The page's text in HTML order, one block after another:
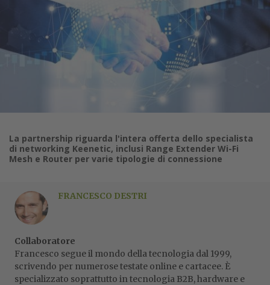
La partnership riguarda l'intera offerta dello specialista
di networking Keenetic, inclusi Range Extender Wi-Fi
Mesh e Router per varie tipologie di connessione
FRANCESCO DESTRI
Collaboratore
Francesco segue il mondo della tecnologia dal 1999,
scrivendo per numerose testate online e cartacee. È
specializzato soprattutto in tecnologia B2B, hardware e